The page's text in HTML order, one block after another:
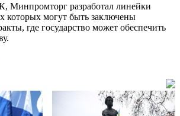
Минпромторг разработал линейки
которых могут быть заключены
где государство может обеспечить